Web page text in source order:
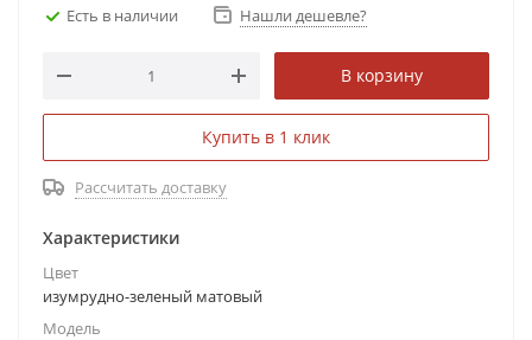
Есть в наличии Нашли дешевле?
В корзину
Купить в 1 клик
Рассчитать доставку
Характеристики
Цвет
изумрудно-зеленый матовый
Модель